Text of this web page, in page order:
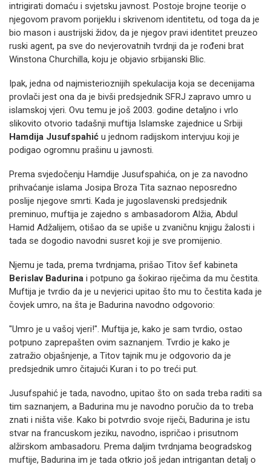
intrigirati domaću i svjetsku javnost. Postoje brojne teorije o
njegovom pravom porijeklu i skrivenom identitetu, od toga da je
bio mason i austrijski židov, da je njegov pravi identitet preuzeo
ruski agent, pa sve do nevjerovatnih tvrdnji da je rođeni brat
Winstona Churchilla, koju je objavio srbijanski Blic.
Ipak, jedna od najmisterioznijih spekulacija koja se decenijama
provlači jest ona da je bivši predsjednik SFRJ zapravo umro u
islamskoj vjeri. Ovu temu je još 2003. godine detaljno i vrlo
slikovito otvorio tadašnji muftija Islamske zajednice u Srbiji
Hamdija Jusufspahić u jednom radijskom intervjuu koji je
podigao ogromnu prašinu u javnosti.
Prema svjedočenju Hamdije Jusufspahića, on je za navodno
prihvaćanje islama Josipa Broza Tita saznao neposredno
poslije njegove smrti. Kada je jugoslavenski predsjednik
preminuo, muftija je zajedno s ambasadorom Alžia, Abdul
Hamid Adžalijem, otišao da se upiše u zvaničnu knjigu žalosti i
tada se dogodio navodni susret koji je sve promijenio.
Njemu je tada, prema tvrdnjama, prišao Titov šef kabineta
Berislav Badurina i potpuno ga šokirao riječima da mu čestita.
Muftija je tvrdio da je u nevjerici upitao što mu to čestita kada je
čovjek umro, na šta je Badurina navodno odgovorio:
"Umro je u vašoj vjeri!". Muftija je, kako je sam tvrdio, ostao
potpuno zaprepašten ovim saznanjem. Tvrdio je kako je
zatražio objašnjenje, a Titov tajnik mu je odgovorio da je
predsjednik umro čitajući Kuran i to po treći put.
Jusufspahić je tada, navodno, upitao što on sada treba raditi sa
tim saznanjem, a Badurina mu je navodno poručio da to treba
znati i ništa više. Kako bi potvrdio svoje riječi, Badurina je istu
stvar na francuskom jeziku, navodno, ispričao i prisutnom
alžirskom ambasadoru. Prema daljim tvrdnjama beogradskog
muftije, Badurina im je tada otkrio još jedan intrigantan detalj o